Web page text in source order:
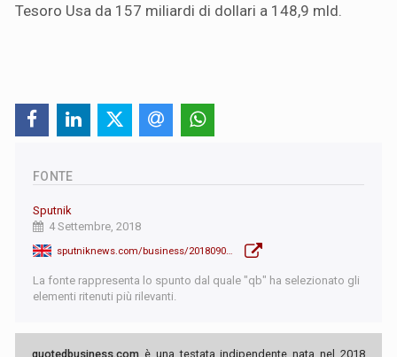
Tesoro Usa da 157 miliardi di dollari a 148,9 mld.
FONTE
Sputnik
4 Settembre, 2018
La fonte rappresenta lo spunto dal quale "qb" ha selezionato gli
elementi ritenuti più rilevanti.
quotedbusiness.com è una testata indipendente nata nel 2018